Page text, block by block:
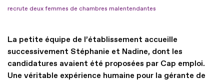
recrute deux femmes de chambres malentendantes
La petite équipe de l’établissement accueille
successivement Stéphanie et Nadine, dont les
candidatures avaient été proposées par Cap emploi.
Une véritable expérience humaine pour la gérante de